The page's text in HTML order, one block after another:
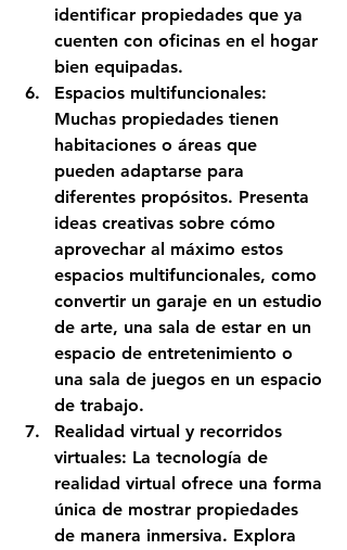
identificar propiedades que ya
cuenten con oficinas en el hogar
bien equipadas.
Espacios multifuncionales:
Muchas propiedades tienen
habitaciones o áreas que
pueden adaptarse para
diferentes propósitos. Presenta
ideas creativas sobre cómo
aprovechar al máximo estos
espacios multifuncionales, como
convertir un garaje en un estudio
de arte, una sala de estar en un
espacio de entretenimiento o
una sala de juegos en un espacio
de trabajo.
Realidad virtual y recorridos
virtuales: La tecnología de
realidad virtual ofrece una forma
única de mostrar propiedades
de manera inmersiva. Explora